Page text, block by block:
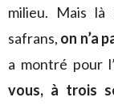
milieu. Mais là
safrans, on n’a
a montré pour
vous, à trois